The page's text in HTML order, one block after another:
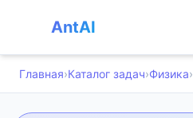
AntAI
Главная›Каталог задач›Физика›